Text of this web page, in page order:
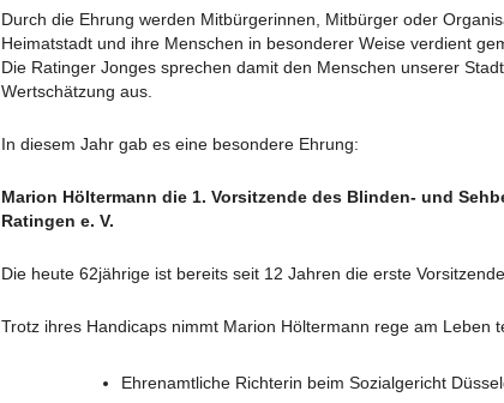
ARCHIV 2018
ARCHIV 2015
ARCHIV 2011 UND ÄLTER
Durch die Ehrung werden Mitbürgerinnen, Mitbürger oder
Heimatstadt und ihre Menschen in besonderer Weise verdient
Die Ratinger Jonges sprechen damit den Menschen unserer
Wertschätzung aus.
In diesem Jahr gab es eine besondere Ehrung:
Marion Höltermann die 1. Vorsitzende des Blinden- und
Ratingen e. V.
Die heute 62jährige ist bereits seit 12 Jahren die erste
Trotz ihres Handicaps nimmt Marion Höltermann rege am
Ehrenamtliche Richterin beim Sozialgericht